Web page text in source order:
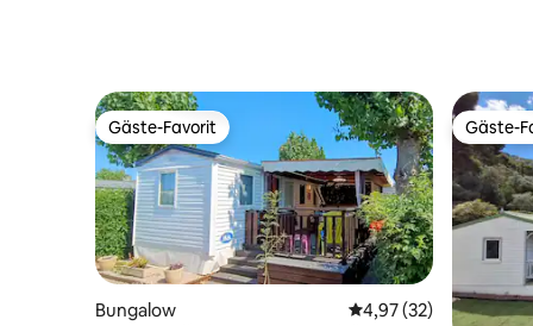
Gäste-Favorit
Gäste-Favorit
Bungalow Durchschnittliche
4,97 (32)
Gäste-
Gäste-